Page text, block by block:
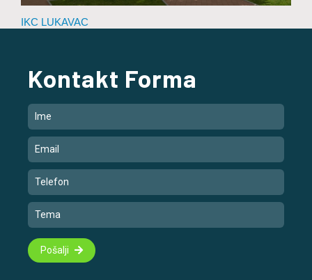
IKC LUKAVAC
Kontakt Forma
Pošalji